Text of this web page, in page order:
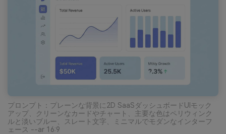
プロンプト：プレーンな背景に2D SaaSダッシュボードUIモック
アップ、クリーンなカードやチャート、主要な色はペリウィンク
ルと淡いブルー、スレート文字、ミニマルでモダンなインターフ
ェース --ar 16:9